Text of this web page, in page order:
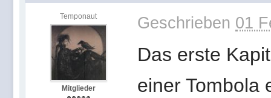
Temponaut
Mitglieder
Geschrieben 01
Das erste
einer Tombola